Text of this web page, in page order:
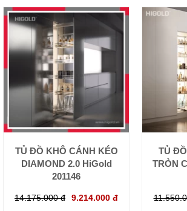
TỦ ĐỒ KHÔ CÁNH KÉO
DIAMOND 2.0 HiGold
201146
14.175.000 đ 9.214.000 đ
TỦ
TRÒN